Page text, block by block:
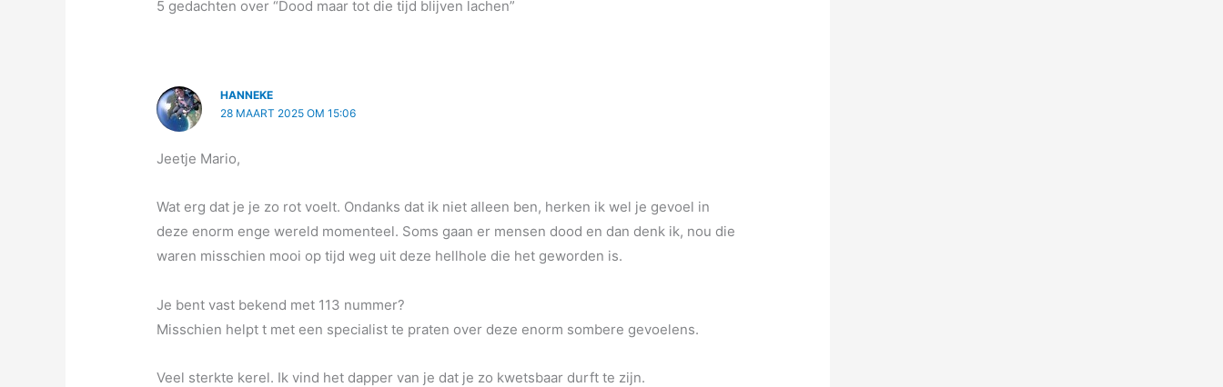
5 gedachten over “Dood maar tot die tijd blijven lachen”
HANNEKE
28 MAART 2025 OM 15:06
Jeetje Mario,
Wat erg dat je je zo rot voelt. Ondanks dat ik niet alleen ben, herken ik wel je gevoel in
deze enorm enge wereld momenteel. Soms gaan er mensen dood en dan denk ik, nou die
waren misschien mooi op tijd weg uit deze hellhole die het geworden is.
Je bent vast bekend met 113 nummer?
Misschien helpt t met een specialist te praten over deze enorm sombere gevoelens.
Veel sterkte kerel. Ik vind het dapper van je dat je zo kwetsbaar durft te zijn.